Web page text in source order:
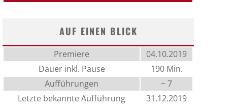
AUF EINEN BLICK
Premiere
04.10.2019
Dauer inkl. Pause
190 Min.
Aufführungen
~ 7
Letzte bekannte Aufführung
31.12.2019